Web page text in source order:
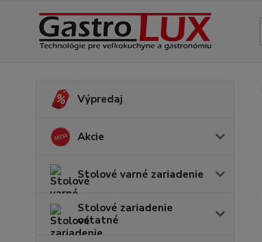
Výpredaj
Akcie
Stolové varné zariadenie
Stolové zariadenie
ostatné